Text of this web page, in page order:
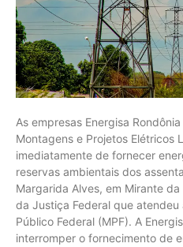
As empresas Energisa
Montagens e Projetos Elétricos
imediatamente de fornecer
reservas ambientais dos
Margarida Alves, em Mirante
da Justiça Federal que
Público Federal (MPF). A
interromper o fornecimento de